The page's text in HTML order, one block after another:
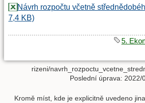
Návrh rozpočtu včetně
7,4 KB)
5.
rizeni/
Poslední úprava: 2022/
Kromě míst, kde je explicitně uvedeno